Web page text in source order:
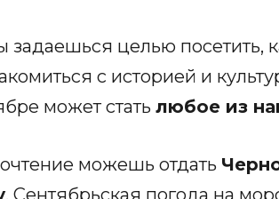
задаешься целью посетить,
с историей и
может стать любое из
можешь отдать
. Сентябрьская погода на